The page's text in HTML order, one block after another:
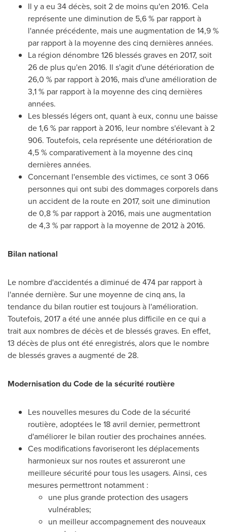
Il y a eu 34 décès, soit 2 de moins qu'en 2016. Cela
représente une diminution de 5,6 % par rapport à
l'année précédente, mais une augmentation de 14,9 %
par rapport à la moyenne des cinq dernières années.
La région dénombre 126 blessés graves en 2017, soit
26 de plus qu'en 2016. Il s'agit d'une détérioration de
26,0 % par rapport à 2016, mais d'une amélioration de
3,1 % par rapport à la moyenne des cinq dernières
années.
Les blessés légers ont, quant à eux, connu une baisse
de 1,6 % par rapport à 2016, leur nombre s'élevant à 2
906. Toutefois, cela représente une détérioration de
4,5 % comparativement à la moyenne des cinq
dernières années.
Concernant l'ensemble des victimes, ce sont 3 066
personnes qui ont subi des dommages corporels dans
un accident de la route en 2017, soit une diminution
de 0,8 % par rapport à 2016, mais une augmentation
de 4,3 % par rapport à la moyenne de 2012 à 2016.
Bilan national
Le nombre d'accidentés a diminué de 474 par rapport à
l'année dernière. Sur une moyenne de cinq ans, la
tendance du bilan routier est toujours à l'amélioration.
Toutefois, 2017 a été une année plus difficile en ce qui a
trait aux nombres de décès et de blessés graves. En effet,
13 décès de plus ont été enregistrés, alors que le nombre
de blessés graves a augmenté de 28.
Modernisation du Code de la sécurité routière
Les nouvelles mesures du Code de la sécurité
routière, adoptées le 18 avril dernier, permettront
d'améliorer le bilan routier des prochaines années.
Ces modifications favoriseront les déplacements
harmonieux sur nos routes et assureront une
meilleure sécurité pour tous les usagers. Ainsi, ces
mesures permettront notamment :
une plus grande protection des usagers
vulnérables;
un meilleur accompagnement des nouveaux